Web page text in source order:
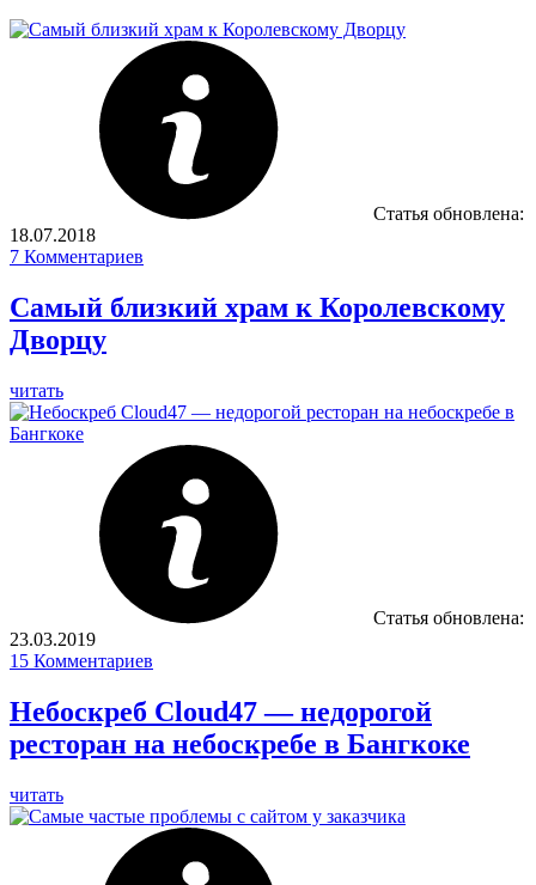
Статья обновлена:
18.07.2018
7 Комментариев
Самый близкий храм к Королевскому
Дворцу
читать
Статья обновлена:
23.03.2019
15 Комментариев
Небоскреб Cloud47 — недорогой
ресторан на небоскребе в Бангкоке
читать